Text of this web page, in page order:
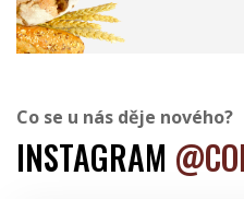
Baianí Chocolates
Co se u nás děje nového?
INSTAGRAM